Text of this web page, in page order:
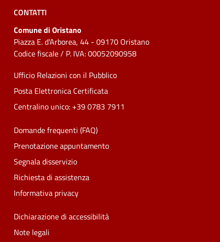
CONTATTI
Comune di Oristano
Piazza E. d'Arborea, 44 - 09170 Oristano
Codice fiscale / P. IVA: 00052090958
Ufficio Relazioni con il Pubblico
Posta Elettronica Certificata
Centralino unico: +39 0783 7911
Domande frequenti (FAQ)
Prenotazione appuntamento
Segnala disservizio
Richiesta di assistenza
Informativa privacy
Dichiarazione di accessibilità
Note legali